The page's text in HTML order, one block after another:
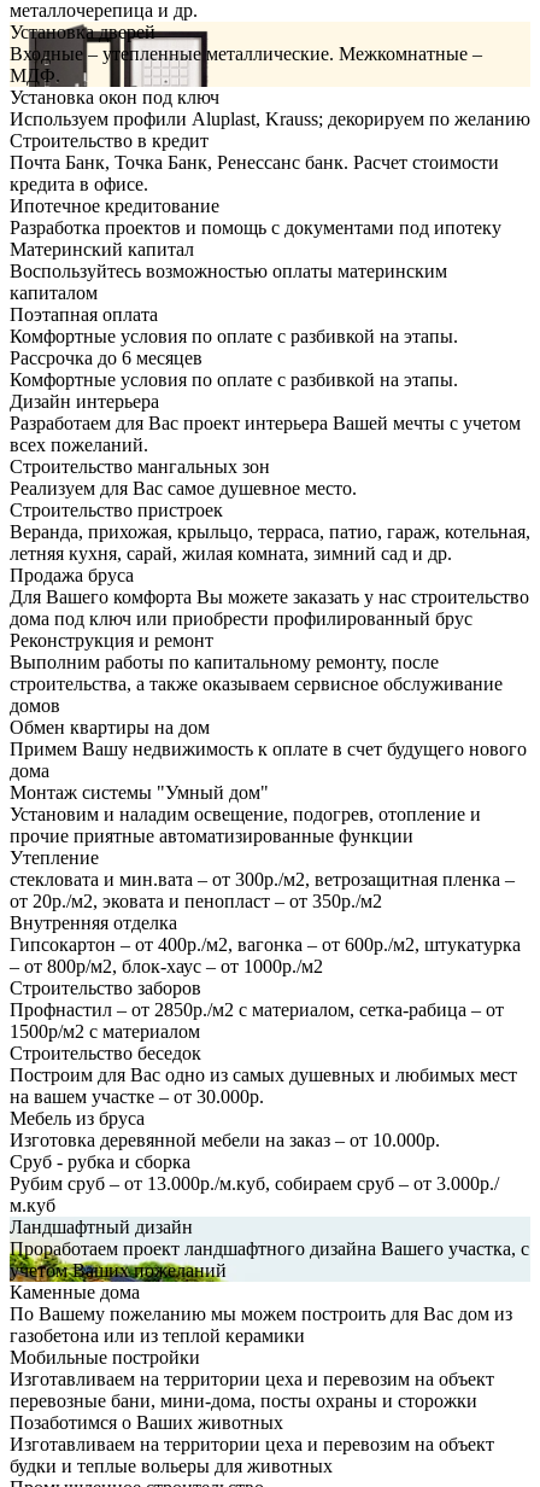
металлочерепица и др.
Установка дверей
Входные – утепленные металлические. Межкомнатные –
МДФ.
Установка окон под ключ
Используем профили Aluplast, Krauss; декорируем по желанию
Строительство в кредит
Почта Банк, Точка Банк, Ренессанс банк. Расчет стоимости
кредита в офисе.
Ипотечное кредитование
Разработка проектов и помощь с документами под ипотеку
Материнский капитал
Воспользуйтесь возможностью оплаты материнским
капиталом
Поэтапная оплата
Комфортные условия по оплате с разбивкой на этапы.
Рассрочка до 6 месяцев
Комфортные условия по оплате с разбивкой на этапы.
Дизайн интерьера
Разработаем для Вас проект интерьера Вашей мечты с учетом
всех пожеланий.
Строительство мангальных зон
Реализуем для Вас самое душевное место.
Строительство пристроек
Веранда, прихожая, крыльцо, терраса, патио, гараж, котельная,
летняя кухня, сарай, жилая комната, зимний сад и др.
Продажа бруса
Для Вашего комфорта Вы можете заказать у нас строительство
дома под ключ или приобрести профилированный брус
Реконструкция и ремонт
Выполним работы по капитальному ремонту, после
строительства, а также оказываем сервисное обслуживание
домов
Обмен квартиры на дом
Примем Вашу недвижимость к оплате в счет будущего нового
дома
Монтаж системы "Умный дом"
Установим и наладим освещение, подогрев, отопление и
прочие приятные автоматизированные функции
Утепление
стекловата и мин.вата – от 300р./м2, ветрозащитная пленка –
от 20р./м2, эковата и пенопласт – от 350р./м2
Внутренняя отделка
Гипсокартон – от 400р./м2, вагонка – от 600р./м2, штукатурка
– от 800р/м2, блок-хаус – от 1000р./м2
Строительство заборов
Профнастил – от 2850р./м2 с материалом, сетка-рабица – от
1500р/м2 с материалом
Строительство беседок
Построим для Вас одно из самых душевных и любимых мест
на вашем участке – от 30.000р.
Мебель из бруса
Изготовка деревянной мебели на заказ – от 10.000р.
Сруб - рубка и сборка
Рубим сруб – от 13.000р./м.куб, собираем сруб – от 3.000р./
м.куб
Ландшафтный дизайн
Проработаем проект ландшафтного дизайна Вашего участка, с
учетом Ваших пожеланий
Каменные дома
По Вашему пожеланию мы можем построить для Вас дом из
газобетона или из теплой керамики
Мобильные постройки
Изготавливаем на территории цеха и перевозим на объект
перевозные бани, мини-дома, посты охраны и сторожки
Позаботимся о Ваших животных
Изготавливаем на территории цеха и перевозим на объект
будки и теплые вольеры для животных